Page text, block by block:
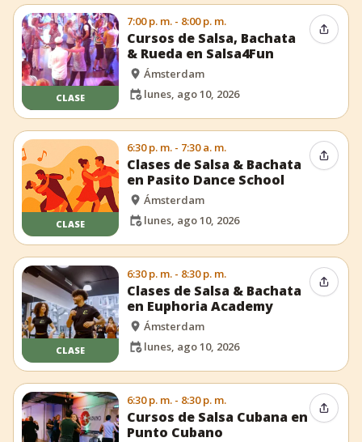
CLASE
7:00 p. m. - 8:00 p. m.
Cursos de Salsa, Bachata
& Rueda en Salsa4Fun
Ámsterdam
lunes, ago 10, 2026
CLASE
6:30 p. m. - 7:30 a. m.
Clases de Salsa & Bachata
en Pasito Dance School
Ámsterdam
lunes, ago 10, 2026
CLASE
6:30 p. m. - 8:30 p. m.
Clases de Salsa & Bachata
en Euphoria Academy
Ámsterdam
lunes, ago 10, 2026
6:30 p. m. - 8:30 p. m.
Cursos de Salsa Cubana en
Punto Cubano